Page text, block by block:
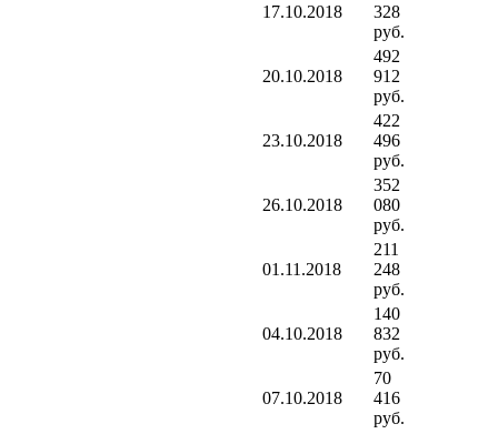
17.10.2018
328
руб.
20.10.2018
492
912
руб.
23.10.2018
422
496
руб.
26.10.2018
352
080
руб.
01.11.2018
211
248
руб.
04.10.2018
140
832
руб.
07.10.2018
70
416
руб.